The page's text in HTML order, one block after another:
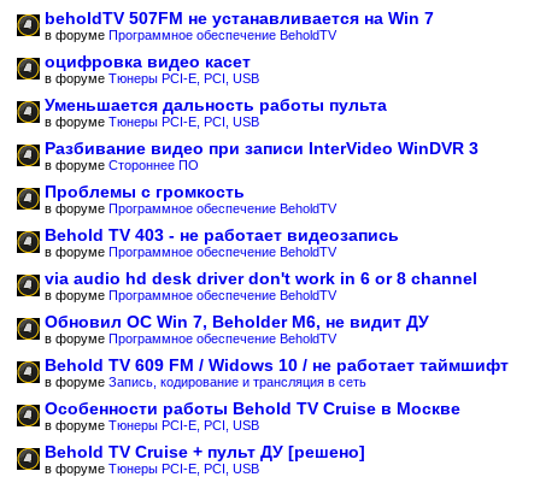
beholdTV 507FM не устанавливается на Win 7
в форуме Программное обеспечение BeholdTV
оцифровка видео касет
в форуме Тюнеры PCI-E, PCI, USB
Уменьшается дальность работы пульта
в форуме Тюнеры PCI-E, PCI, USB
Разбивание видео при записи InterVideo WinDVR 3
в форуме Стороннее ПО
Проблемы с громкость
в форуме Программное обеспечение BeholdTV
Behold TV 403 - не работает видеозапись
в форуме Программное обеспечение BeholdTV
via audio hd desk driver don't work in 6 or 8 channel
в форуме Программное обеспечение BeholdTV
Обновил ОС Win 7, Beholder M6, не видит ДУ
в форуме Программное обеспечение BeholdTV
Behold TV 609 FM / Widows 10 / не работает таймшифт
в форуме Запись, кодирование и трансляция в сеть
Особенности работы Behold TV Cruise в Москве
в форуме Тюнеры PCI-E, PCI, USB
Behold TV Cruise + пульт ДУ [решено]
в форуме Тюнеры PCI-E, PCI, USB